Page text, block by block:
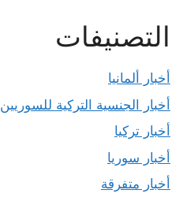
التصنيفات
أخبار ألمانيا
أخبار الجنسية التركية للسوريين
أخبار تركيا
أخبار سوريا
أخبار متفرقة